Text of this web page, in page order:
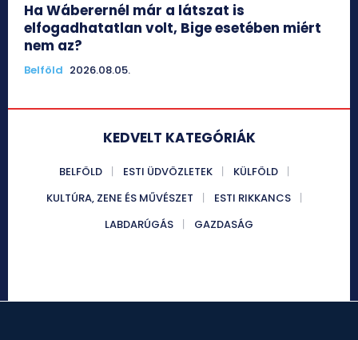
Ha Wáberernél már a látszat is
elfogadhatatlan volt, Bige esetében miért
nem az?
Belföld 2026.08.05.
KEDVELT KATEGÓRIÁK
BELFÖLD ESTI ÜDVÖZLETEK
KÜLFÖLD
KULTÚRA, ZENE ÉS MŰVÉSZET
ESTI RIKKANCS
LABDARÚGÁS
GAZDASÁG